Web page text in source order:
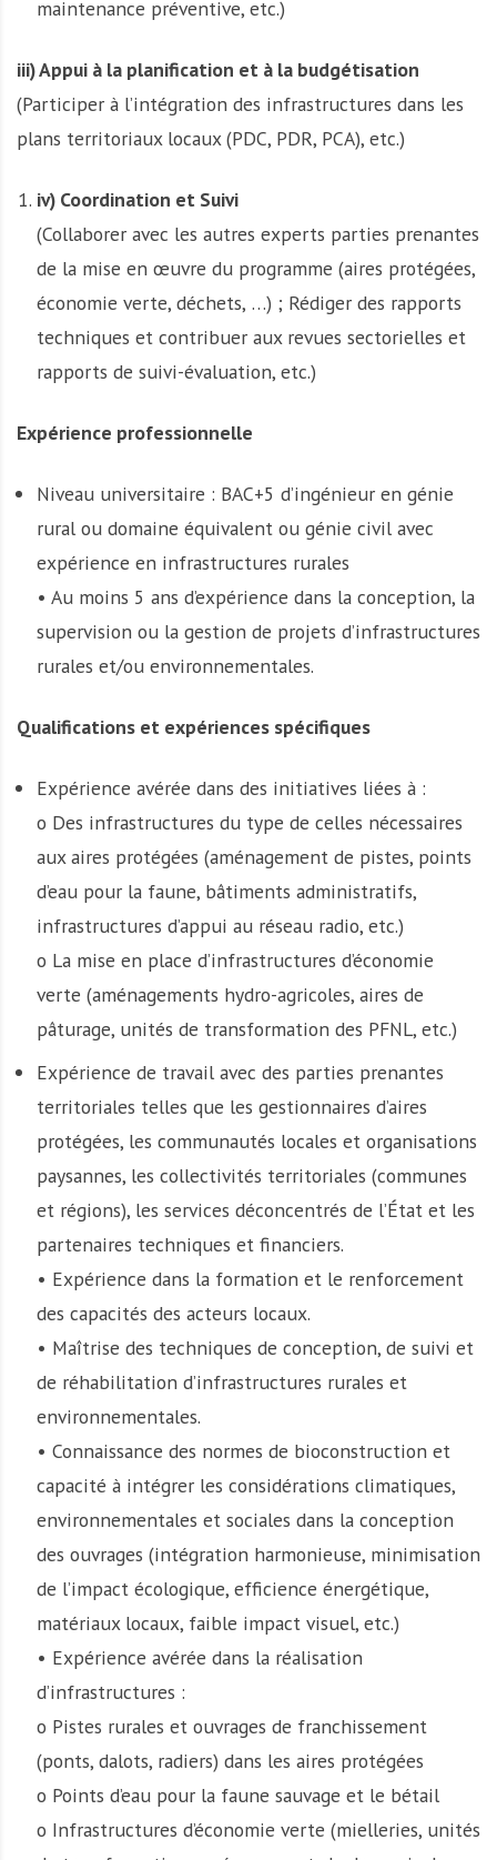
maintenance préventive, etc.)
iii) Appui à la planification et à la budgétisation
(Participer à l’intégration des infrastructures dans les
plans territoriaux locaux (PDC, PDR, PCA), etc.)
iv) Coordination et Suivi
(Collaborer avec les autres experts parties prenantes
de la mise en œuvre du programme (aires protégées,
économie verte, déchets, …) ; Rédiger des rapports
techniques et contribuer aux revues sectorielles et
rapports de suivi-évaluation, etc.)
Expérience professionnelle
Niveau universitaire : BAC+5 d’ingénieur en génie
rural ou domaine équivalent ou génie civil avec
expérience en infrastructures rurales
• Au moins 5 ans d’expérience dans la conception, la
supervision ou la gestion de projets d’infrastructures
rurales et/ou environnementales.
Qualifications et expériences spécifiques
Expérience avérée dans des initiatives liées à :
o Des infrastructures du type de celles nécessaires
aux aires protégées (aménagement de pistes, points
d’eau pour la faune, bâtiments administratifs,
infrastructures d’appui au réseau radio, etc.)
o La mise en place d’infrastructures d’économie
verte (aménagements hydro-agricoles, aires de
pâturage, unités de transformation des PFNL, etc.)
Expérience de travail avec des parties prenantes
territoriales telles que les gestionnaires d’aires
protégées, les communautés locales et organisations
paysannes, les collectivités territoriales (communes
et régions), les services déconcentrés de l’État et les
partenaires techniques et financiers.
• Expérience dans la formation et le renforcement
des capacités des acteurs locaux.
• Maîtrise des techniques de conception, de suivi et
de réhabilitation d’infrastructures rurales et
environnementales.
• Connaissance des normes de bioconstruction et
capacité à intégrer les considérations climatiques,
environnementales et sociales dans la conception
des ouvrages (intégration harmonieuse, minimisation
de l’impact écologique, efficience énergétique,
matériaux locaux, faible impact visuel, etc.)
• Expérience avérée dans la réalisation
d’infrastructures :
o Pistes rurales et ouvrages de franchissement
(ponts, dalots, radiers) dans les aires protégées
o Points d’eau pour la faune sauvage et le bétail
o Infrastructures d’économie verte (mielleries, unités